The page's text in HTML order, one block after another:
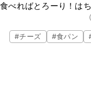
食べればとろーり！は
チーズ好きには堪らな
のせて焼くだけなので
とても簡単にお作りい
#チーズ #食パン